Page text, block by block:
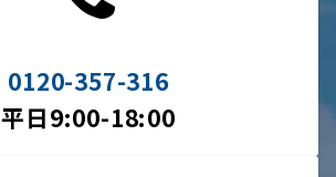
0120-357-316
平日9:00-18:00